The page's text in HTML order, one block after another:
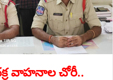
వాహనాల చోరీ..